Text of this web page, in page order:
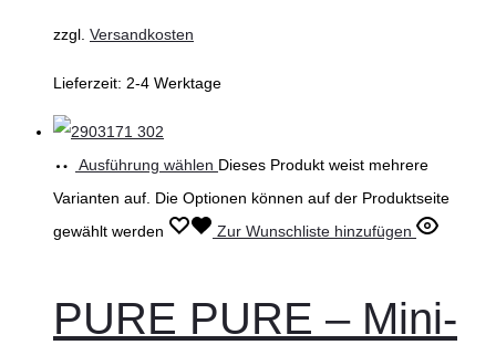
zzgl. Versandkosten
Lieferzeit: 2-4 Werktage
Ausführung wählen Dieses Produkt weist mehrere
Varianten auf. Die Optionen können auf der Produktseite
gewählt werden
Zur Wunschliste hinzufügen
PURE PURE – Mini-